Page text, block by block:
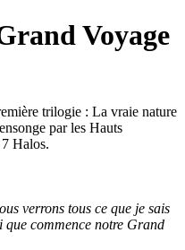
Voyage
trilogie : La vraie nature
par les Hauts
Halos.
verrons tous ce que je sais
que commence notre Grand